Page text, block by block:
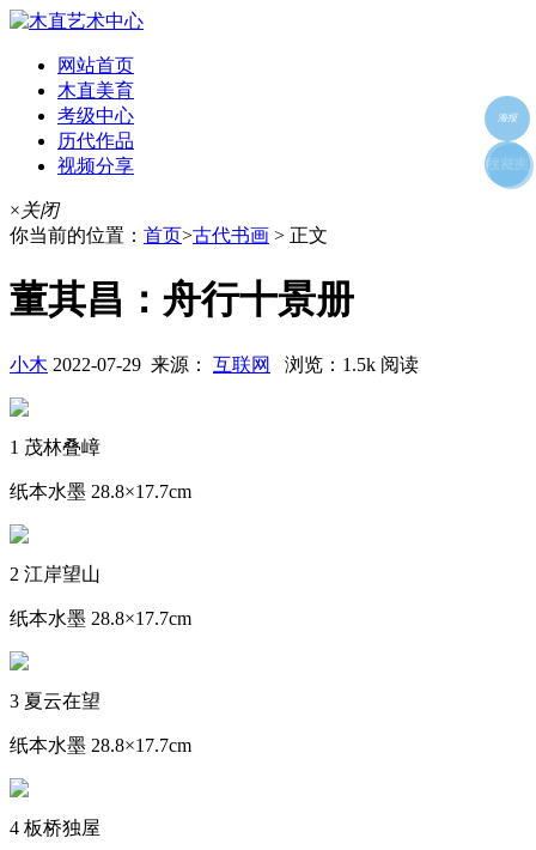
网站首页
木直美育
考级中心
历代作品
视频分享
×关闭
你当前的位置： 首页>古代书画 > 正文
董其昌：舟行十景册
小木 2022-07-29 来源： 互联网 浏览：1.5k 阅读
1 茂林叠嶂
纸本水墨 28.8×17.7cm
2 江岸望山
纸本水墨 28.8×17.7cm
3 夏云在望
纸本水墨 28.8×17.7cm
4 板桥独屋
海报
好友
朋友圈
收藏夹